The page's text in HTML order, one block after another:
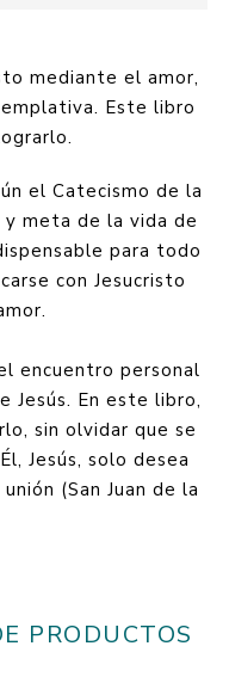
mediante el amor,
Este libro
el Catecismo de la
y meta de la vida de
para todo
con Jesucristo
encuentro personal
Jesús. En este libro,
sin olvidar que se
Jesús, solo desea
(San Juan de la
PRODUCTOS